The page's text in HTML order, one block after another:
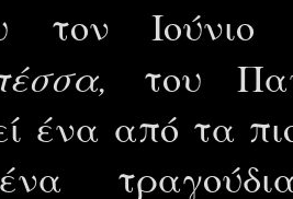
τον
του
ένα από τα